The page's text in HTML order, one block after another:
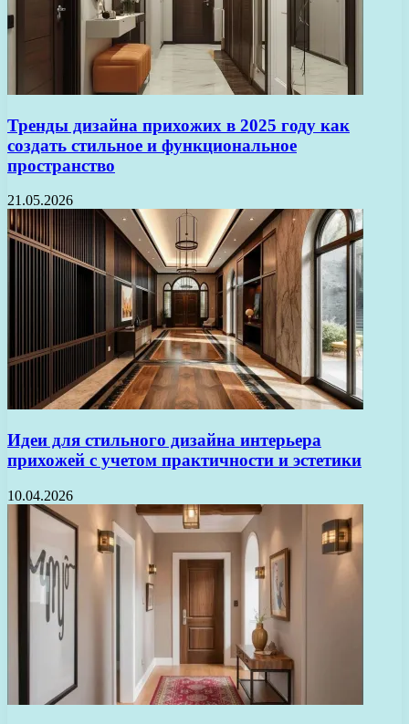
Тренды дизайна прихожих в 2025 году как
создать стильное и функциональное
пространство
21.05.2026
Идеи для стильного дизайна интерьера
прихожей с учетом практичности и эстетики
10.04.2026